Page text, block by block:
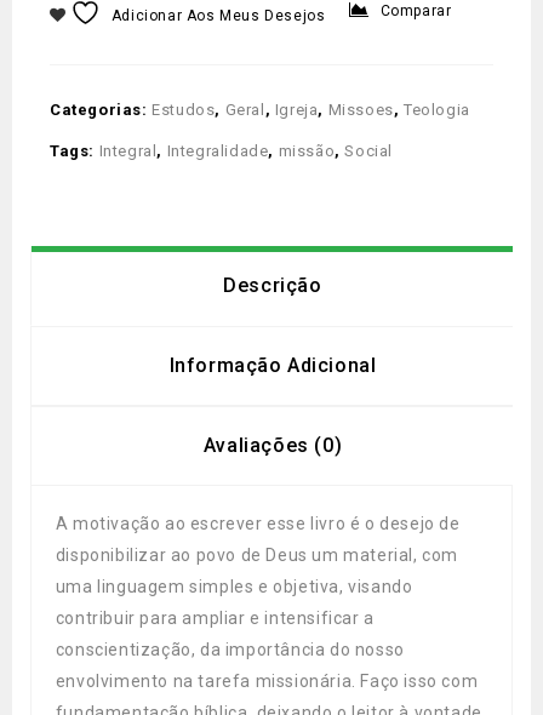
Adicionar Aos Meus Desejos Comparar
Categorias: Estudos, Geral , Igreja, Missoes,Teologia
Tags: Integral , Integralidade, missão,Social
Descrição
Informação Adicional
Avaliações (0)
A motivação ao escrever esse livro é o desejo de
disponibilizar ao povo de Deus um material, com
uma linguagem simples e objetiva, visando
contribuir para ampliar e intensificar a
conscientização, da importância do nosso
envolvimento na tarefa missionária. Faço isso com